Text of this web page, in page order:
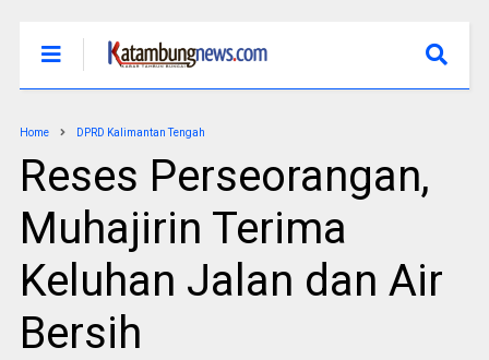
Home DPRD Kalimantan Tengah
Reses Perseorangan,
Muhajirin Terima
Keluhan Jalan dan Air
Bersih